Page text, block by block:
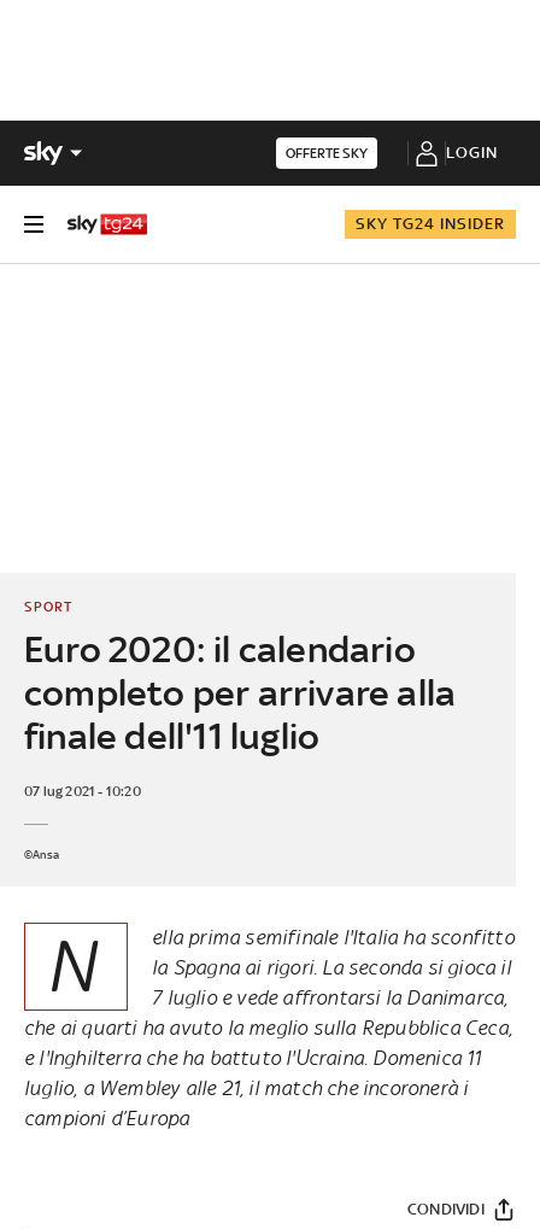
OFFERTE SKY LOGIN
SKY TG24 INSIDER
Euro 2020: il calendario
completo per arrivare alla
finale dell'11 luglio
SPORT
07 lug 2021 - 10:20
©Ansa
N
ella prima semifinale l'Italia ha sconfitto
la Spagna ai rigori. La seconda si gioca il
7 luglio e vede affrontarsi la Danimarca,
che ai quarti ha avuto la meglio sulla Repubblica Ceca,
e l'Inghilterra che ha battuto l'Ucraina. Domenica 11
luglio, a Wembley alle 21, il match che incoronerà i
campioni d’Europa
CONDIVIDI